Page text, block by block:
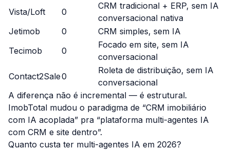
Vista/Loft
0
CRM tradicional + ERP, sem IA
conversacional nativa
Jetimob
0
CRM simples, sem IA
Tecimob
0
Focado em site, sem IA
conversacional
Contact2Sale0
Roleta de distribuição, sem IA
conversacional
A diferença não é incremental — é estrutural.
ImobTotal mudou o paradigma de “CRM imobiliário
com IA acoplada” pra “plataforma multi-agentes IA
com CRM e site dentro”.
Quanto custa ter multi-agentes IA em 2026?